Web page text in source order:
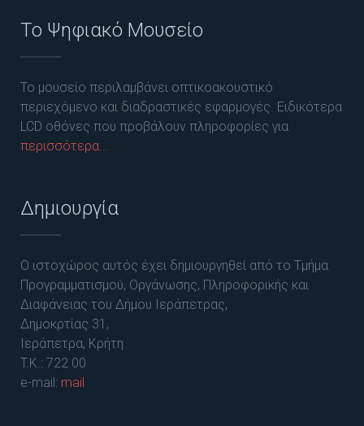
Το Ψηφιακό Μουσείο
Το μουσείο περιλαμβάνει οπτικοακουστικό
περιεχόμενο και διαδραστικές εφαρμογές. Ειδικότερα
LCD οθόνες που προβάλουν πληροφορίες για
περισσότερα...
Δημιουργία
Ο ιστοχώρος αυτός έχει δημιουργηθεί από το Τμήμα
Προγραμματισμού, Οργάνωσης, Πληροφορικής και
Διαφάνειας του Δήμου Ιεράπετρας,
Δημοκρτίας 31,
Ιεράπετρα, Κρήτη
T.K.: 722 00
e-mail: mail